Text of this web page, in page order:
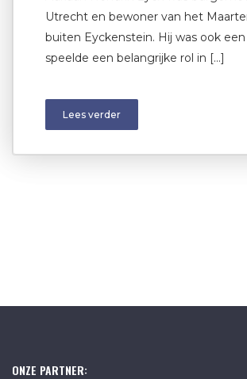
Utrecht en bewoner van het
buiten Eyckenstein. Hij was ook
speelde een belangrijke rol in […]
Lees verder
ONZE PARTNER: